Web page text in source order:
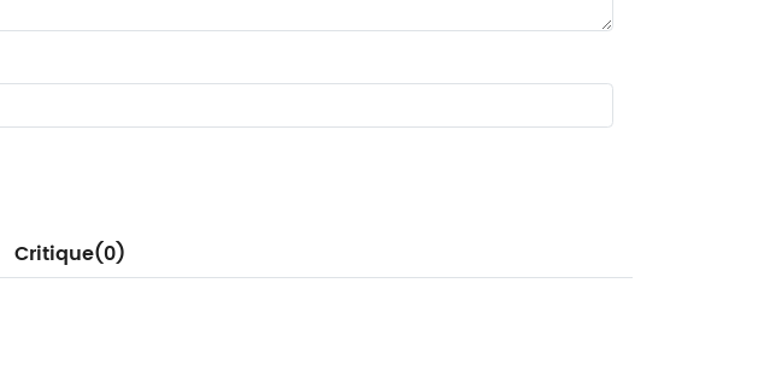
Critique(0)